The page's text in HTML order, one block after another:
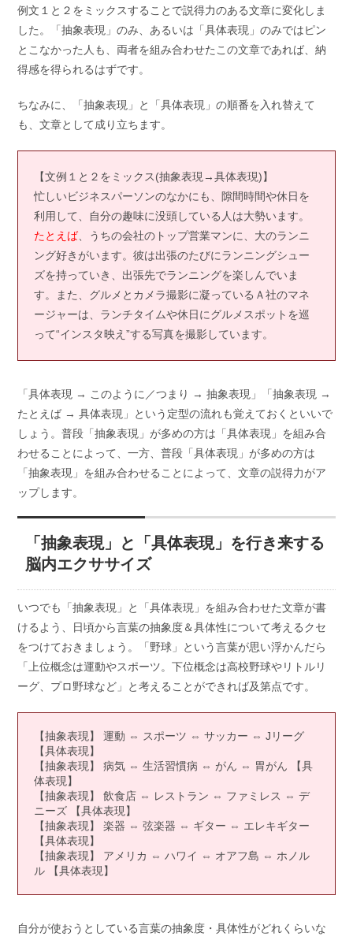
例文１と２をミックスすることで説得力のある文章に変化しま
した。「抽象表現」のみ、あるいは「具体表現」のみではピン
とこなかった人も、両者を組み合わせたこの文章であれば、納
得感を得られるはずです。
ちなみに、「抽象表現」と「具体表現」の順番を入れ替えて
も、文章として成り立ちます。
【文例１と２をミックス(抽象表現→具体表現)】
忙しいビジネスパーソンのなかにも、隙間時間や休日を
利用して、自分の趣味に没頭している人は大勢います。
たとえば、うちの会社のトップ営業マンに、大のランニ
ング好きがいます。彼は出張のたびにランニングシュー
ズを持っていき、出張先でランニングを楽しんでいま
す。また、グルメとカメラ撮影に凝っているＡ社のマネ
ージャーは、ランチタイムや休日にグルメスポットを巡
って“インスタ映え”する写真を撮影しています。
「具体表現 → このように／つまり → 抽象表現」「抽象表現 →
たとえば → 具体表現」という定型の流れも覚えておくといいで
しょう。普段「抽象表現」が多めの方は「具体表現」を組み合
わせることによって、一方、普段「具体表現」が多めの方は
「抽象表現」を組み合わせることによって、文章の説得力がア
ップします。
「抽象表現」と「具体表現」を行き来する
脳内エクササイズ
いつでも「抽象表現」と「具体表現」を組み合わせた文章が書
けるよう、日頃から言葉の抽象度＆具体性について考えるクセ
をつけておきましょう。「野球」という言葉が思い浮かんだら
「上位概念は運動やスポーツ。下位概念は高校野球やリトルリ
ーグ、プロ野球など」と考えることができれば及第点です。
【抽象表現】 運動 ⇔ スポーツ ⇔ サッカー ⇔ Jリーグ
【具体表現】
【抽象表現】 病気 ⇔ 生活習慣病 ⇔ がん ⇔ 胃がん 【具
体表現】
【抽象表現】 飲食店 ⇔ レストラン ⇔ ファミレス ⇔ デ
ニーズ 【具体表現】
【抽象表現】 楽器 ⇔ 弦楽器 ⇔ ギター ⇔ エレキギター
【具体表現】
【抽象表現】 アメリカ ⇔ ハワイ ⇔ オアフ島 ⇔ ホノル
ル 【具体表現】
自分が使おうとしている言葉の抽象度・具体性がどれくらいな